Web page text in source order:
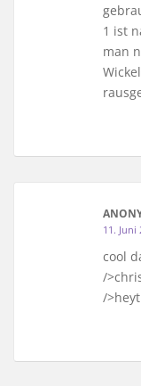
1 ist
man
11. Juni
cool
/
/